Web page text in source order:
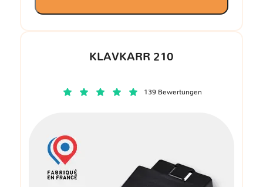
KLAVKARR 210
139 Bewertungen